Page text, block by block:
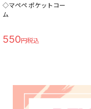
◇マペペ ポケットコー
ム
550